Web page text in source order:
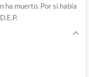
ha muerto. Por si había